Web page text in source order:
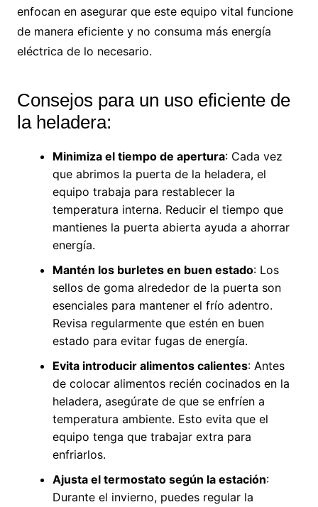
enfocan en asegurar que este equipo vital funcione
de manera eficiente y no consuma más energía
eléctrica de lo necesario.
Consejos para un uso eficiente de
la heladera:
Minimiza el tiempo de apertura: Cada vez
que abrimos la puerta de la heladera, el
equipo trabaja para restablecer la
temperatura interna. Reducir el tiempo que
mantienes la puerta abierta ayuda a ahorrar
energía.
Mantén los burletes en buen estado: Los
sellos de goma alrededor de la puerta son
esenciales para mantener el frío adentro.
Revisa regularmente que estén en buen
estado para evitar fugas de energía.
Evita introducir alimentos calientes: Antes
de colocar alimentos recién cocinados en la
heladera, asegúrate de que se enfríen a
temperatura ambiente. Esto evita que el
equipo tenga que trabajar extra para
enfriarlos.
Ajusta el termostato según la estación:
Durante el invierno, puedes regular la